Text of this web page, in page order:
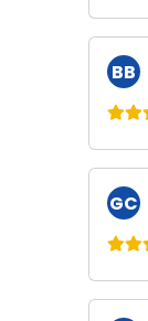
BB
GC